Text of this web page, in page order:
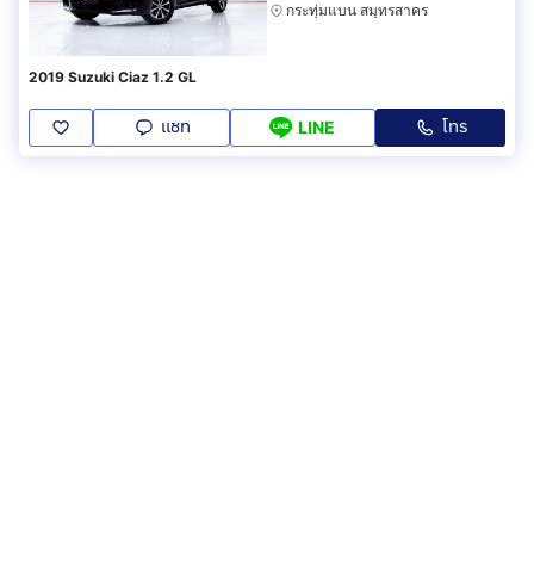
กระทุ่มแบน สมุทรสาคร
2019 Suzuki Ciaz 1.2 GL
แชท LINE โทร